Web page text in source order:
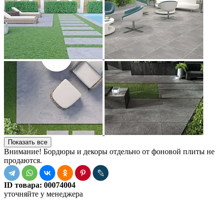
Показать все
Внимание! Бордюры и декоры отдельно от фоновой плиты не
продаются.
ID товара: 00074004
уточняйте у менеджера